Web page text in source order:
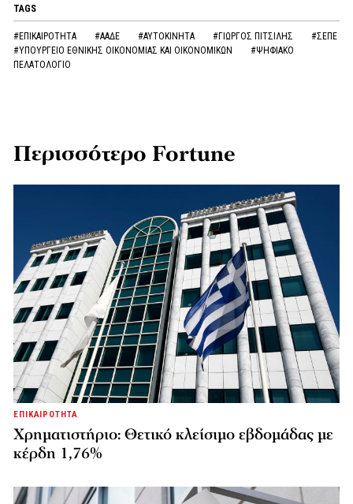
TAGS
#ΕΠΙΚΑΙΡΟΤΗΤΑ #ΑΑΔΕ #ΑΥΤΟΚΙΝΗΤΑ #ΓΙΩΡΓΟΣ ΠΙΤΣΙΛΗΣ
#ΣΕΠΕ
#ΥΠΟΥΡΓΕΙΟ ΕΘΝΙΚΗΣ ΟΙΚΟΝΟΜΙΑΣ ΚΑΙ ΟΙΚΟΝΟΜΙΚΩΝ
#ΨΗΦΙΑΚΟ
ΠΕΛΑΤΟΛΟΓΙΟ
Περισσότερο Fortune
ΕΠΙΚΑΙΡΟΤΗΤΑ
Χρηματιστήριο: Θετικό κλείσιμο εβδομάδας με
κέρδη 1,76%